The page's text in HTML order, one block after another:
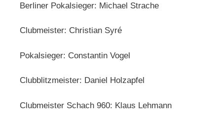
Berliner Pokalsieger: Michael Strache
Clubmeister: Christian Syré
Pokalsieger: Constantin Vogel
Clubblitzmeister: Daniel Holzapfel
Clubmeister Schach 960: Klaus Lehmann